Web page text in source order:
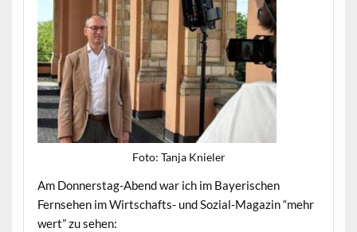
Foto: Tan­ja Knieler
Am Don­ner­stag-Abend war ich im Bay­erischen
Fernse­hen im Wirtschafts- und Sozial-Mag­a­zin “mehr
wert” zu sehen: